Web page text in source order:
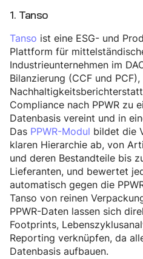
1. Tanso
Tanso ist eine ESG- und
Plattform für
Industrieunternehmen im
Bilanzierung (CCF und PCF),
Compliance nach PPWR zu
Datenbasis vereint und in
Das PPWR-Modul bildet die
klaren Hierarchie ab, von
und deren Bestandteile bis
Lieferanten, und bewertet
automatisch gegen die
Tanso von reinen
PPWR-Daten lassen sich
Footprints,
Reporting verknüpfen, da
Datenbasis aufbauen.